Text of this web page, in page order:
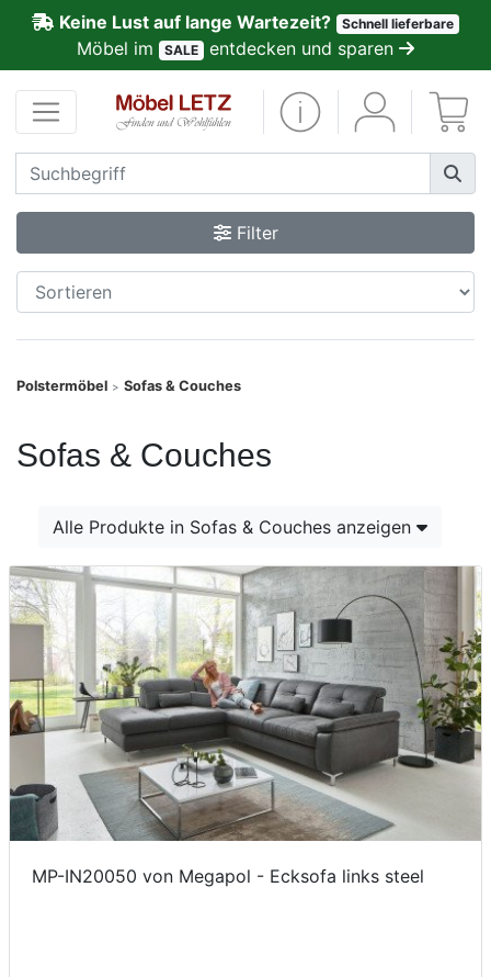
Keine Lust auf lange Wartezeit? Schnell lieferbare
Möbel im SALE entdecken und sparen
Filter
Polstermöbel > Sofas & Couches
Sofas & Couches
Alle Produkte in Sofas & Couches anzeigen
MP-IN20050 von Megapol - Ecksofa links steel
Kundenmeinungen
Anmelden
PREMIUM
Schnell
lieferbar
SALE
Möbel-
Finanzierung
Markenwelt
Letz-
Deals